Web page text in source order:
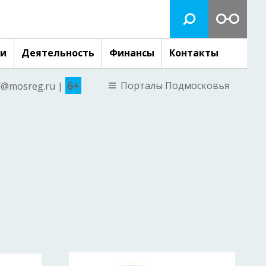
Деятельность Финансы Контакты
| 6+ Порталы Подмосковья